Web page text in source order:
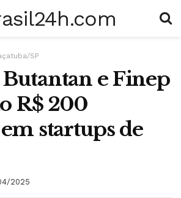
SP
e Finep
R$ 200
startups de
2025